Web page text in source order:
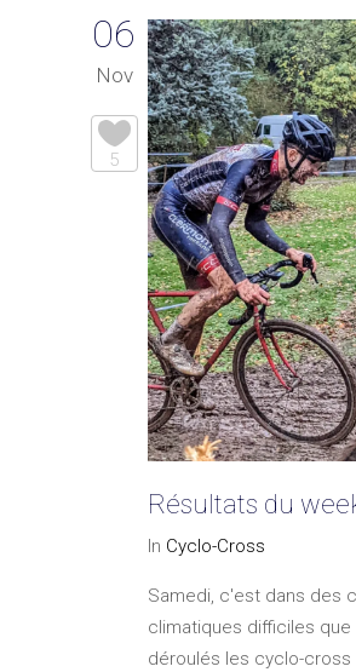
06
Nov
5
Résultats du
In Cyclo-Cross
Samedi, c'est dans des
climatiques difficiles
déroulés les cyclo-cross